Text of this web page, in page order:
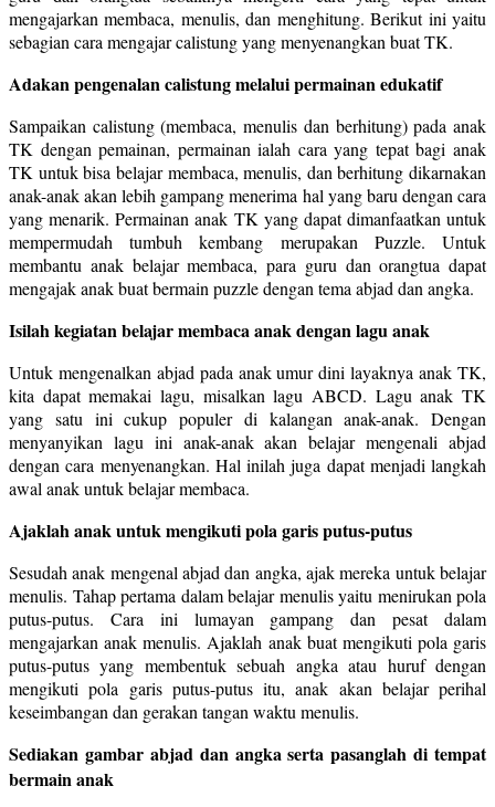
mengajarkan membaca, menulis, dan menghitung. Berikut ini yaitu
sebagian cara mengajar calistung yang menyenangkan buat TK.
Adakan pengenalan calistung melalui permainan edukatif
Sampaikan calistung (membaca, menulis dan berhitung) pada anak
TK dengan pemainan, permainan ialah cara yang tepat bagi anak
TK untuk bisa belajar membaca, menulis, dan berhitung dikarnakan
anak-anak akan lebih gampang menerima hal yang baru dengan cara
yang menarik. Permainan anak TK yang dapat dimanfaatkan untuk
mempermudah tumbuh kembang merupakan Puzzle. Untuk
membantu anak belajar membaca, para guru dan orangtua dapat
mengajak anak buat bermain puzzle dengan tema abjad dan angka.
Isilah kegiatan belajar membaca anak dengan lagu anak
Untuk mengenalkan abjad pada anak umur dini layaknya anak TK,
kita dapat memakai lagu, misalkan lagu ABCD. Lagu anak TK
yang satu ini cukup populer di kalangan anak-anak. Dengan
menyanyikan lagu ini anak-anak akan belajar mengenali abjad
dengan cara menyenangkan. Hal inilah juga dapat menjadi langkah
awal anak untuk belajar membaca.
Ajaklah anak untuk mengikuti pola garis putus-putus
Sesudah anak mengenal abjad dan angka, ajak mereka untuk belajar
menulis. Tahap pertama dalam belajar menulis yaitu menirukan pola
putus-putus. Cara ini lumayan gampang dan pesat dalam
mengajarkan anak menulis. Ajaklah anak buat mengikuti pola garis
putus-putus yang membentuk sebuah angka atau huruf dengan
mengikuti pola garis putus-putus itu, anak akan belajar perihal
keseimbangan dan gerakan tangan waktu menulis.
Sediakan gambar abjad dan angka serta pasanglah di tempat
bermain anak